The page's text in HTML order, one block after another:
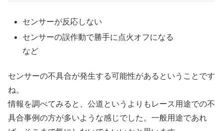
センサーが反応しない
センサーの誤作動で勝手に点火オフになる
など
センサーの不具合が発生する可能性があるということです
ね。
情報を調べてみると、公道というよりもレース用途での不
具合事例の方が多いような感じでした。一般用途であれ